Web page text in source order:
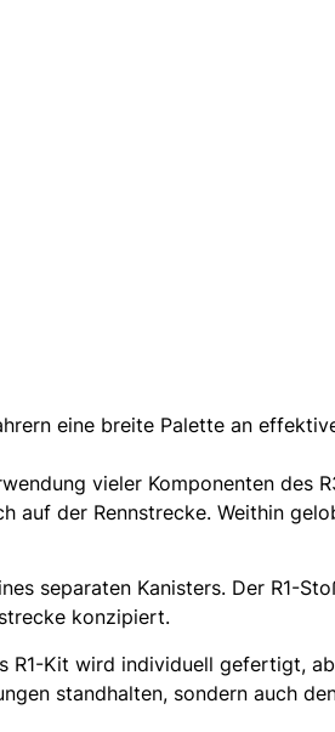
eine breite Palette an
vieler Komponenten des
auf der Rennstrecke. Weithin
separaten Kanisters. Der R1-
konzipiert.
R1-Kit wird individuell gefertigt,
standhalten, sondern auch